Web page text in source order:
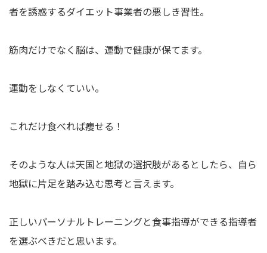
者を誘惑するダイエット事業者の悪しき習性。
筋肉だけでなく脳は、運動で健康が保てます。
運動をしなくていい。
これだけ食べれば痩せる！
そのような人は天国と地獄の選択肢があるとしたら、自ら
地獄に片足を踏み込む思考と言えます。
正しいパーソナルトレーニングと食事指導ができる指導者
を選ぶべきだと思います。